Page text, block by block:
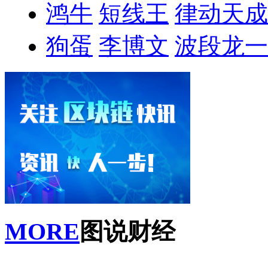
鸿牛 短线王 律动天成
狗蛋 李博文 波段龙一
MORE 图说财经